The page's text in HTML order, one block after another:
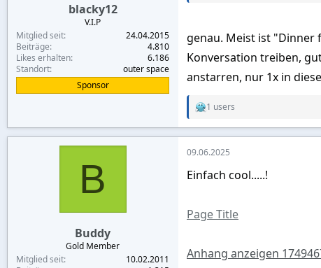
blacky12
V.I.P
Mitglied seit
24.04.2015
Beiträge
4.810
Likes erhalten
6.186
Standort
outer space
Sponsor
genau. Meist ist "Dinner
Konversation treiben,
anstarren, nur 1x in
R
t
o
:
1 users
B
Buddy
Gold Member
Mitglied seit
10.02.2011
09.06.2025
Einfach cool.....!
Page Title
Anhang anzeigen